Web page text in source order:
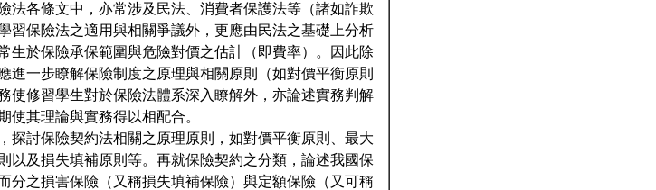
法各條文中，亦常涉及民法、消費者保護法等（諸如詐欺
習保險法之適用與相關爭議外，更應由民法之基礎上分析
生於保險承保範圍與危險對價之估計（即費率）。因此除
進一步瞭解保險制度之原理與相關原則（如對價平衡原則
使修習學生對於保險法體系深入瞭解外，亦論述實務判解
使其理論與實務得以相配合。
探討保險契約法相關之原理原則，如對價平衡原則、最大
以及損失填補原則等。再就保險契約之分類，論述我國保
分之損害保險（又稱損失填補保險）與定額保險（又可稱